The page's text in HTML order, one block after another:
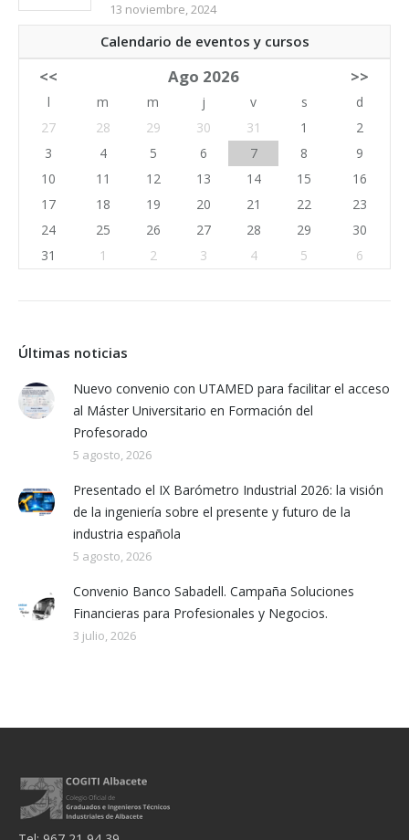
13 noviembre, 2024
Calendario de eventos y cursos
<< Ago 2026 >>
l m m j v s
d
27
28 29 30 31 1
2
3
4 5 6 7 8
9
10
11 12 13 14 15
16
17
18 19 20 21 22
23
24
25 26 27 28 29
30
31
1 2 3 4 5 6
Últimas noticias
Nuevo convenio con UTAMED para facilitar el acceso
al Máster Universitario en Formación del
Profesorado
5 agosto, 2026
Presentado el IX Barómetro Industrial 2026: la visión
de la ingeniería sobre el presente y futuro de la
industria española
5 agosto, 2026
Convenio Banco Sabadell. Campaña Soluciones
Financieras para Profesionales y Negocios.
3 julio, 2026